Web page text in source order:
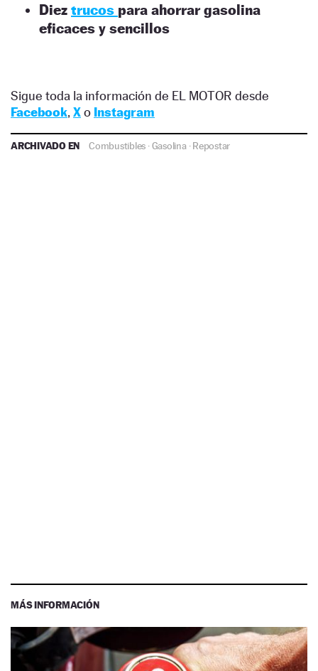
Diez trucos para ahorrar gasolina
eficaces y sencillos
Sigue toda la información de EL MOTOR desde
Facebook, Xo Instagram
ARCHIVADO EN Combustibles ·Gasolina·Repostar
MÁS INFORMACIÓN